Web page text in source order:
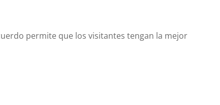
permite que los visitantes tengan la mejor